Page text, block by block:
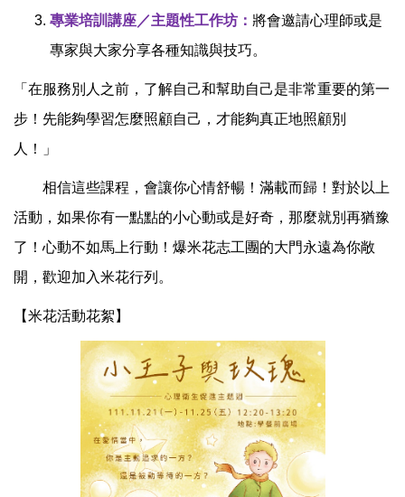
專業培訓講座／主題性工作坊： 將會邀請心理師或是
專家與大家分享各種知識與技巧。
「在服務別人之前，了解自己和幫助自己是非常重要的第一
步！先能夠學習怎麼照顧自己，才能夠真正地照顧別
人！」
相信這些課程，會讓你心情舒暢！滿載而歸！對於以上
活動，如果你有一點點的小心動或是好奇，那麼就別再猶豫
了！心動不如馬上行動！爆米花志工團的大門永遠為你敞
開，歡迎加入米花行列。
【米花活動花絮】